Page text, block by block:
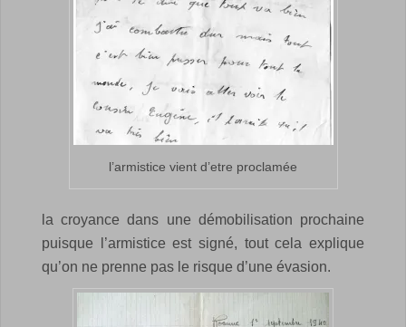
l’armistice vient d’etre proclamée
la croyance dans une démobilisation prochaine
puisque l’armistice est signé, tout cela explique
qu’on ne prenne pas le risque d’une évasion.